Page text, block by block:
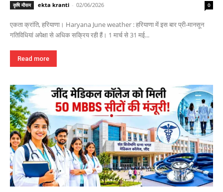
कृषि मौसम ekta kranti - 02/06/2026 0
एकता क्रांति, हरियाणा। Haryana June weather : हरियाणा में इस बार प्री-मानसून
गतिविधियां अपेक्षा से अधिक सक्रिय रही हैं। 1 मार्च से 31 मई...
Read more